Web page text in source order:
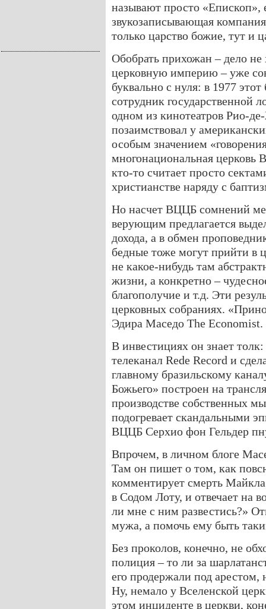
называют просто «Епископ»,
звукозаписывающая
только царство божие, тут и
Обобрать прихожан – дело
церковную империю – уже
буквально с нуля: в 1977
сотрудник государственной
одном из кинотеатров Рио-
позаимствовал у
особым значением
многонациональная
кто-то считает просто
христианстве наряду с
Но насчет ВЦЦБ сомнений
верующим предлагается
дохода, а в обмен
бедные тоже могут прийти в
не какое-нибудь там
жизни, а конкретно –
благополучие и т.д. Эти
церковных собраниях.
Эдира Маседо The Economist.
В инвестициях он знает
телеканал Rede Record и
главному бразильскому
Божьего» построен на
производстве собственных
подогревает скандальными
ВЦЦБ Серхио фон Гельдер
Впрочем, в личном блоге
Там он пишет о том, как
комментирует смерть
в Содом Лоту, и отвечает на
ли мне с ним развестись?»
мужа, а помочь ему быть
Без проколов, конечно, не
полиция – то ли за
его продержали под арестом,
Ну, немало у Вселенской
этом инциденте в церкви,